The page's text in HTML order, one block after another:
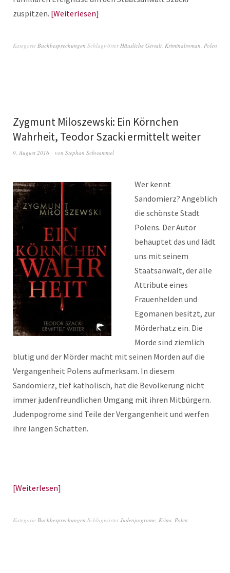
zuspitzen. Weiterlesen
Kategorie Buchbesprechungen SchlagwörterHäusliche Gewalt, Kriminalroman, Polen
Zygmunt Miloszewski: Ein Körnchen
Wahrheit, Teodor Szacki ermittelt weiter
9. August 2016 von Stephan Schwammel
Wer kennt
Sandomierz? Angeblich
die schönste Stadt
Polens. Der Autor
behauptet das und lädt
uns mit seinem
Staatsanwalt, der alle
Attribute eines
Frauenhelden und
Egomanen besitzt, zur
Mörderhatz ein. Die
Morde sind ziemlich
blutig und der Mörder macht mit seinen Morden auf die
Vergangenheit Polens aufmerksam. In diesem
Sandomierz, tief katholisch, hat die Bevölkerung nicht
immer judenfreundlichen Umgang mit ihren Mitbürgern.
Judenpogrome sind Teile der Vergangenheit und werfen
ihre langen Schatten.
Weiterlesen
Kategorie Buchbesprechungen SchlagwörterJudenpogrome, Krimi, Polen